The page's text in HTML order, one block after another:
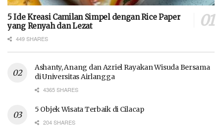
5 Ide Kreasi Camilan Simpel dengan Rice Paper
yang Renyah dan Lezat
449 SHARES
Ashanty, Anang dan Azriel Rayakan Wisuda Bersama
di Universitas Airlangga
4365 SHARES
5 Objek Wisata Terbaik di Cilacap
204 SHARES